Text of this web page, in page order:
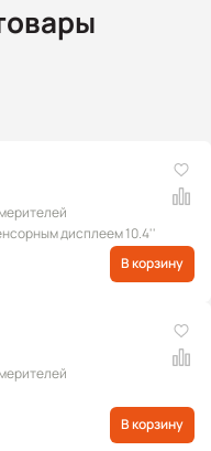
дисплеем 10.4''
В корзину
В корзину